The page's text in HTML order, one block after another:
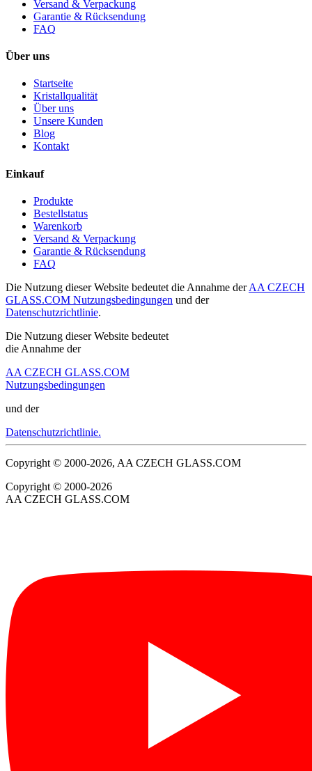
Versand & Verpackung
Garantie & Rücksendung
FAQ
Über uns
Startseite
Kristallqualität
Über uns
Unsere Kunden
Blog
Kontakt
Einkauf
Produkte
Bestellstatus
Warenkorb
Versand & Verpackung
Garantie & Rücksendung
FAQ
Die Nutzung dieser Website bedeutet die Annahme derAA CZECH
GLASS.COM Nutzungsbedingungen und der
Datenschutzrichtlinie.
Die Nutzung dieser Website bedeutet
die Annahme der
AA CZECH GLASS.COM
Nutzungsbedingungen
und der
Datenschutzrichtlinie.
Copyright © 2000-2026, AA CZECH GLASS.COM
Copyright © 2000-2026
AA CZECH GLASS.COM